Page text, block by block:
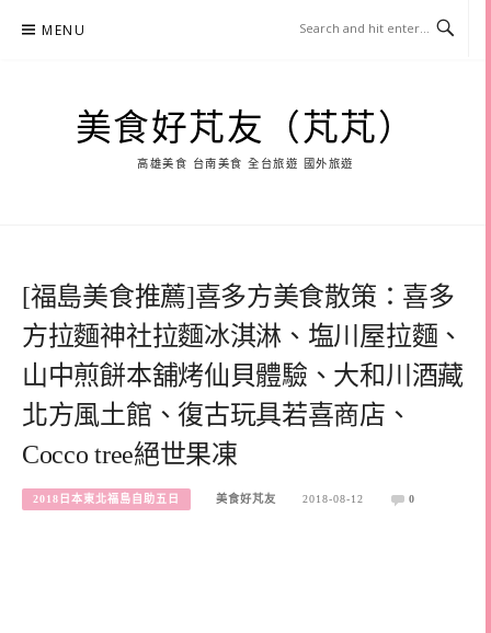
MENU
美食好芃友（芃芃）
高雄美食 台南美食 全台旅遊 國外旅遊
[福島美食推薦]喜多方美食散策：喜多
方拉麵神社拉麵冰淇淋、塩川屋拉麵、
山中煎餅本舖烤仙貝體驗、大和川酒藏
北方風土館、復古玩具若喜商店、
Cocco tree絕世果凍
2018日本東北福島自助五日 美食好芃友 2018-08-12 0